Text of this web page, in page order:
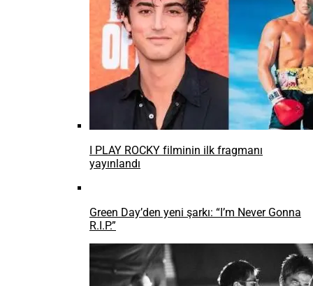
Tomorrowland, Ibiza’daki İlk Resmi Mağazasını Açtı
God of War drama dizisinin Kratos’u ile tanışın Ryan Hurst